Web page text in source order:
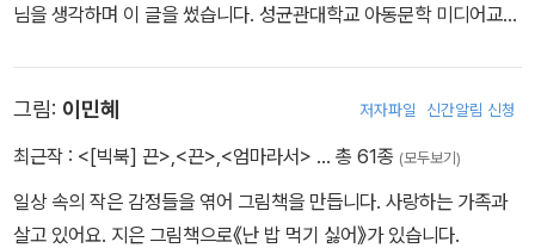
님을 생각하며 이 글을 썼습니다. 성균관대학교 아동문학 미디어교육
그림: 이민혜 저자파일 신간알림 신청
최근작 : <[빅북] 끈> <끈> <엄마라서> … 총 61종 (모두보기)
일상 속의 작은 감정들을 엮어 그림책을 만듭니다. 사랑하는 가족과
살고 있어요. 지은 그림책으로《난 밥 먹기 싫어》가 있습니다.